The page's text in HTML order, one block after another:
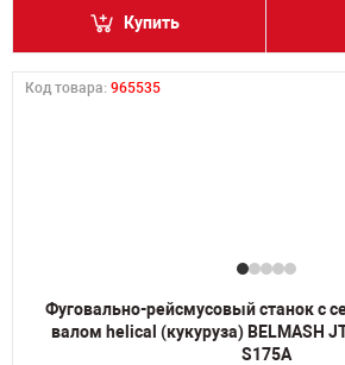
Купить
Код товара: 965535
Фуговально-рейсмусовый станок с
валом helical (кукуруза) BELMASH
S175A